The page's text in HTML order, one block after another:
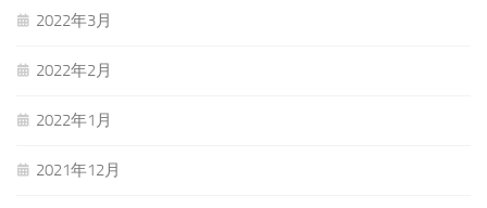
2022年3月
2022年2月
2022年1月
2021年12月